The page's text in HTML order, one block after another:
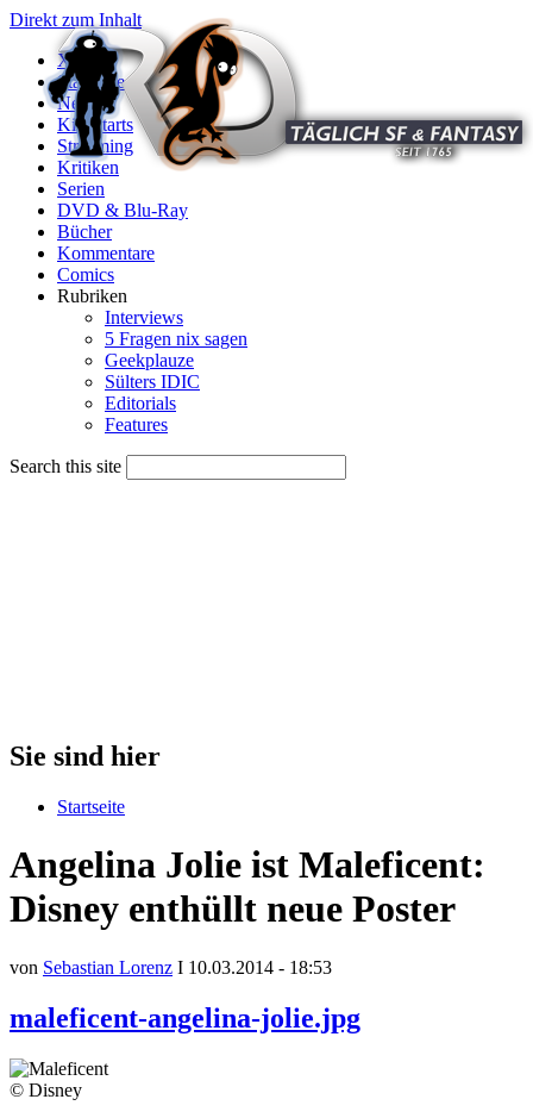
Direkt zum Inhalt
X
Startseite
News
Kinostarts
Streaming
Kritiken
Serien
DVD & Blu-Ray
Bücher
Kommentare
Comics
Rubriken
Interviews
5 Fragen nix sagen
Geekplauze
Sülters IDIC
Editorials
Features
Search this site
Sie sind hier
Startseite
Angelina Jolie ist Maleficent:
Disney enthüllt neue Poster
von Sebastian Lorenz I 10.03.2014 - 18:53
maleficent-angelina-jolie.jpg
© Disney